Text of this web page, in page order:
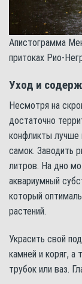
Апистограмма
притоках Рио-
Уход и
Несмотря на
достаточно
конфликты лучше
самок. Заводить
литров. На дно
аквариумный
который
растений.
Украсить свой
камней и коряг,
трубок или ваз.